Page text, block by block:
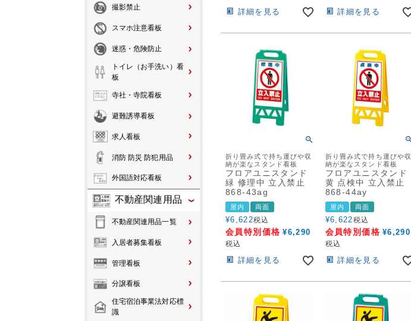
撮影禁止
スマホ注意看板
迷惑・危険防止
トイレ（お手洗い）看
板
寺社・寺院看板
避難誘導看板
求人看板
消防 防災 防犯用品
外国語対応看板
不動産関連用品
不動産関連用品一覧
入居者募集看板
管理看板
分譲看板
住宅宿泊事業法対応標
識
詳細を見る 詳細を見る
折り畳み式で持ち運びや収
納が楽なスタンド看板
フロアユニスタンド
緑 修理中 立入禁止
868-43ag
屋内 両面
¥6,622税込
会員特別価格 ¥6,290
税込
詳細を見る
折り畳み式で持ち運びや収
納が楽なスタンド看板
フロアユニスタンド
黄 点検中 立入禁止
868-44ay
屋内 両面
¥6,622税込
会員特別価格 ¥6,290
税込
詳細を見る